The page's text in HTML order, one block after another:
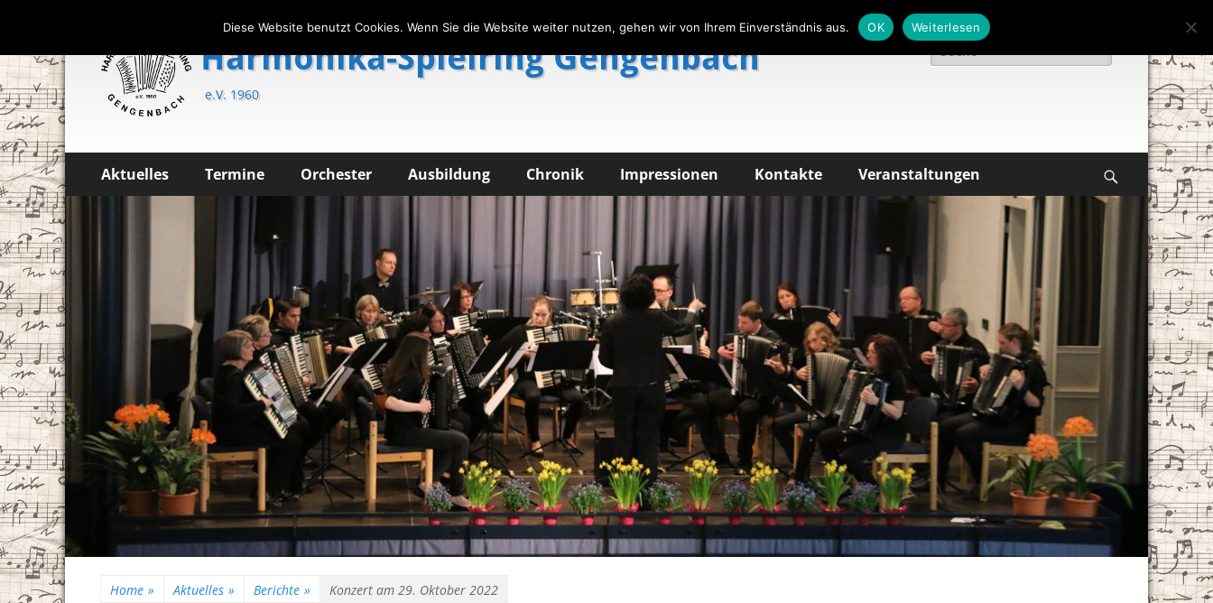
Harmonika-Spielring Gengenbach
e.V. 1960
Suche
nach:
Primäres
Menü
Zum
Inhalt
Aktuelles Termine Orchester Ausbildung Chronik Impressionen Kontakte Veranstaltungen Suchen
Home » Aktuelles » Berichte » Konzert am 29. Oktober 2022
Diese Website benutzt Cookies. Wenn Sie die Website weiter nutzen, gehen wir von Ihrem Einverständnis aus. OK Weiterlesen